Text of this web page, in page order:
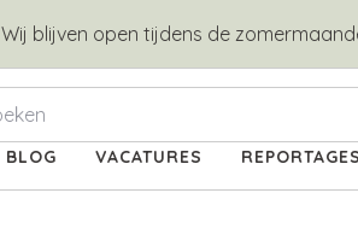
Wij blijven open tijdens de
BLOG VACATURES REPORTAGES